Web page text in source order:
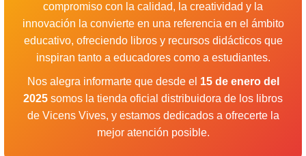
compromiso con la calidad, la creatividad y la
innovación la convierte en una referencia en el ámbito
educativo, ofreciendo libros y recursos didácticos que
inspiran tanto a educadores como a estudiantes.
Nos alegra informarte que desde el 15 de enero del
2025 somos la tienda oficial distribuidora de los libros
de Vicens Vives, y estamos dedicados a ofrecerte la
mejor atención posible.